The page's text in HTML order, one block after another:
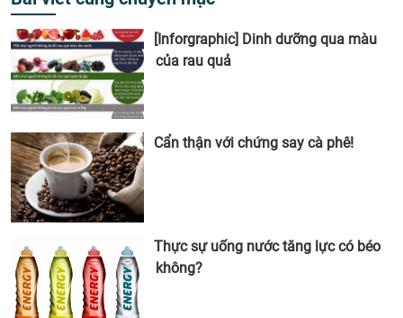
[Inforgraphic] Dinh dưỡng qua màu
của rau quả
Cẩn thận với chứng say cà phê!
Thực sự uống nước tăng lực có béo
không?